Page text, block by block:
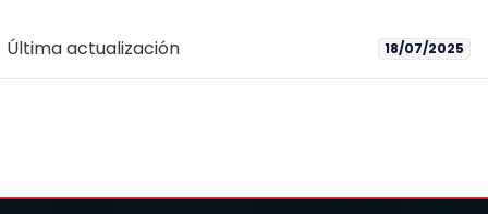
Última actualización 18/07/2025